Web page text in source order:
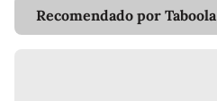
Recomendado por Taboola